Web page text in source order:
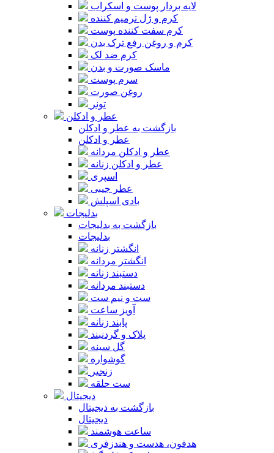
لایه بردار پوست و اسکراب
کرم و ژل ترمیم کننده
کرم سفت کننده پوست
کرم و روغن رفع ترک بدن
کرم ضد لک
ماسک صورت و بدن
سرم پوست
روغن صورت
تونر
عطر و ادکلن
بازگشت به عطر و ادکلن
عطر و ادکلن
عطر و ادکلن مردانه
عطر و ادکلن زنانه
اسپری
عطر جیبی
بادی اسپلش
بدلیجات
بازگشت به بدلیجات
بدلیجات
انگشتر زنانه
انگشتر مردانه
دستبند زنانه
دستبند مردانه
ست و نیم ست
آویز ساعت
پابند زنانه
پلاک و گردنبند
گل سینه
گوشواره
زنجیر
ست حلقه
دیجیتال
بازگشت به دیجیتال
دیجیتال
ساعت هوشمند
هدفون، هدست و هندزفری